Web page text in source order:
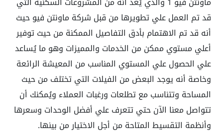
قد تم العمل علي تطويرها من قبل شركة ماونتن فيو حيث
أنه قد تم الاهتمام بأدق التفاصيل الممكنة من حيث توفير
أعلي مستوي ممكن من الخدمات والمميزات وهو ما يُساعد
علي الحصول علي المستوي المناسب من المعيشة الرائعة
وخاصة أنه يوجد البعض من الفيلات التي تختلف من حيث
المساحة وتتناسب مع تطلعات ورغبات العملاء ويُمكنك أن
تتواصل معنا الآن حتي تتعرف علي أفضل الوحدات وسعرها
وأنظمة التقسيط المتاحة من أجل الاختيار من بينها.